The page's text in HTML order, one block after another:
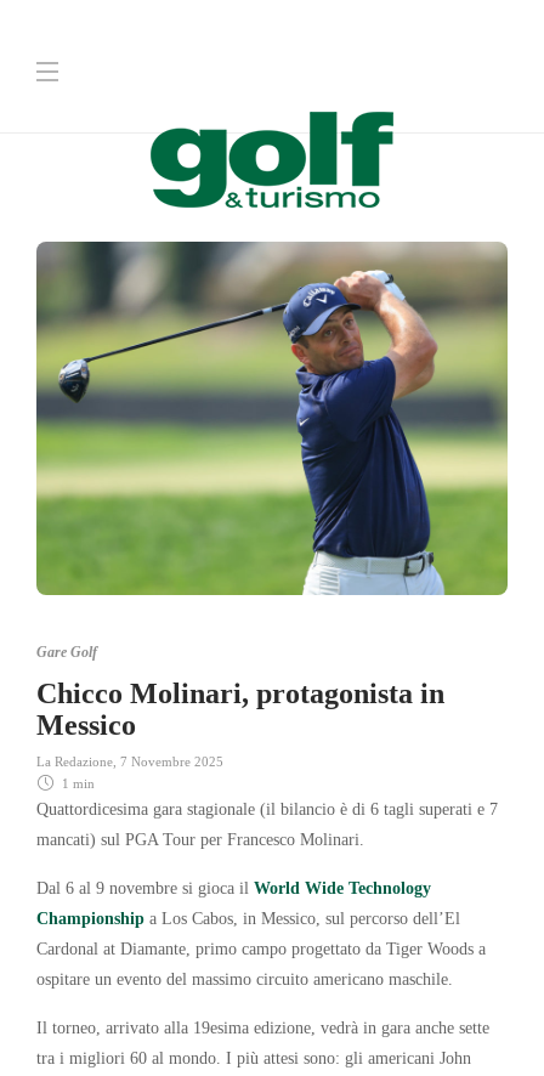
Gare Golf
Chicco Molinari, protagonista in
Messico
La Redazione 7 Novembre 2025
1 min
Quattordicesima gara stagionale (il bilancio è di 6 tagli superati e 7
mancati) sul PGA Tour per Francesco Molinari.
Dal 6 al 9 novembre si gioca il World Wide Technology
Championship a Los Cabos, in Messico, sul percorso dell’El
Cardonal at Diamante, primo campo progettato da Tiger Woods a
ospitare un evento del massimo circuito americano maschile.
Il torneo, arrivato alla 19esima edizione, vedrà in gara anche sette
tra i migliori 60 al mondo. I più attesi sono: gli americani John